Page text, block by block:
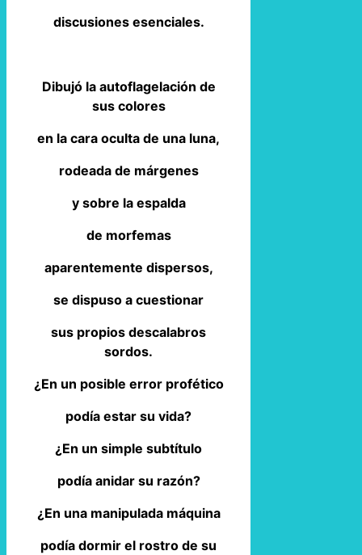
discusiones esenciales.
Dibujó la autoflagelación de
sus colores
en la cara oculta de una luna,
rodeada de márgenes
y sobre la espalda
de morfemas
aparentemente dispersos,
se dispuso a cuestionar
sus propios descalabros
sordos.
¿En un posible error profético
podía estar su vida?
¿En un simple subtítulo
podía anidar su razón?
¿En una manipulada máquina
podía dormir el rostro de su